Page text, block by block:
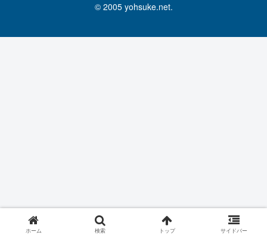
© 2005 yohsuke.net.
ホーム 検索 トップ サイドバー